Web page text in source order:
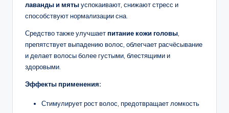
лаванды и мятыуспокаивают, снижают стресс и
способствуют нормализации сна.
Средство также улучшаетпитание кожи головы
препятствует выпадению волос, облегчает расчёсывание
и делает волосы более густыми, блестящими и
здоровыми.
Эффекты применения:
Стимулирует рост волос, предотвращает ломкость